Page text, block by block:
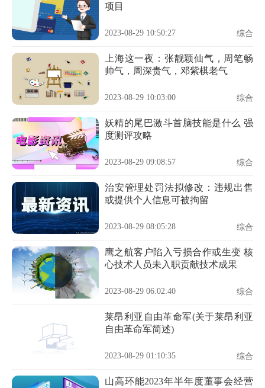
项目
2023-08-29 10:50:27 综合
上海这一夜：张靓颖仙气，周笔畅
帅气，周深贵气，邓紫棋老气
2023-08-29 10:03:00 综合
妖精的尾巴激斗首脑技能是什么 强
度测评攻略
2023-08-29 09:08:57 综合
治安管理处罚法拟修改：违规出售
或提供个人信息可被拘留
2023-08-29 08:05:28 综合
鹰之航客户陷入亏损合作或生变 核
心技术人员未入职贡献技术成果
2023-08-29 06:02:40 综合
莱昂利亚自由革命军(关于莱昂利亚
自由革命军简述)
2023-08-29 01:10:35 综合
山高环能2023年半年度董事会经营